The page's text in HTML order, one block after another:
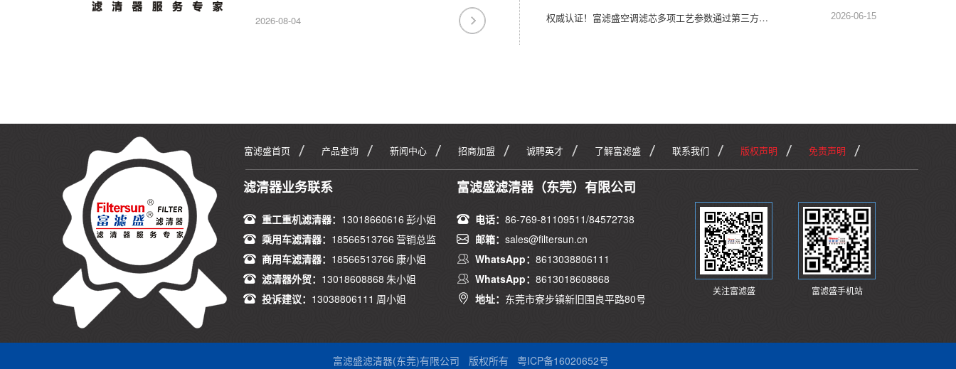
2026-08-04 权威认证！富滤盛空调滤芯多项工艺参数通过第三方严苛检测，品质再获硬核背书 2026-06-15
富滤盛首页 产品查询 新闻中心 招商加盟 诚聘英才 了解富滤盛 联系我们 版权声明 免责声明
滤清器业务联系
重工重机滤清器： 13018660616 彭小姐
乘用车滤清器： 18566513766 营销总监
商用车滤清器： 18566513766 康小姐
滤清器外贸： 13018608868 朱小姐
投诉建议： 13038806111 周小姐
富滤盛滤清器（东莞）有限公司
电话： 86-769-81109511/84572738
邮箱： sales@filtersun.cn
WhatsApp： 8613038806111
WhatsApp： 8613018608868
地址： 东莞市寮步镇新旧围良平路80号
关注富滤盛 富滤盛手机站
富滤盛滤清器(东莞)有限公司 版权所有 粤ICP备16020652号